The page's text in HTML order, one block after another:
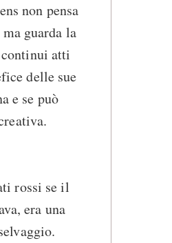
non pensa
guarda la
atti
delle sue
e se può
rossi se il
era una